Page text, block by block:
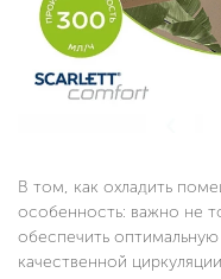
В том, как охладить
особенность: важно не
обеспечить
качественной